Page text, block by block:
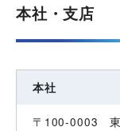
本社・支店
本社
〒100-0003 東